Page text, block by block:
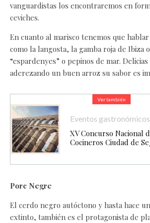
vanguardistas los encontraremos en
ceviches.
En cuanto al marisco tenemos que
como la langosta, la gamba roja de Ibiza
“espardenyes” o pepinos de mar. Delicias
aderezando un buen arroz su sabor es
Ver también
Eventos gastronómicos
XV Concurso Nacional
Cocineros Ciudad de
Porc Negre
El cerdo negro autóctono y hasta hace
extinto, también es el protagonista de